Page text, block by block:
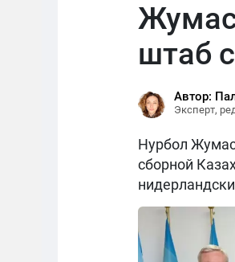
штаб
Автор:
Эксперт,
Нурбол
сборной